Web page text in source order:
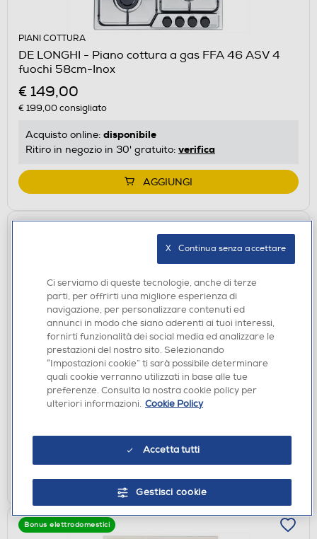
PIANI COTTURA
DE LONGHI - Piano cottura a gas FFA 46 ASV 4
fuochi 58cm-Inox
€ 149,00
€ 199,00consigliato
Acquisto online: disponibile
Ritiro in negozio in 30' gratuito: verifica
AGGIUNGI
FORNETTI ELETTRICI
DE LONGHI - EO40112.BK-Nero
€ 209,00
€ 209,99consigliato
Ritiro in negozio in 30' gratuito:verifica
AGGIUNGI
Bonus elettrodomestici
Ci serviamo di queste tecnologie, anche di terze
parti, per offrirti una migliore esperienza di
navigazione, per personalizzare contenuti ed
annunci in modo che siano aderenti ai tuoi interessi,
fornirti funzionalità dei social media ed analizzare le
prestazioni del nostro sito. Selezionando
“Impostazioni cookie” ti sarà possibile determinare
quali cookie verranno utilizzati in base alle tue
preferenze. Consulta la nostra cookie policy per
ulteriori informazioni. Cookie Policy
Accetta tutti
Gestisci cookie
X   Continua senza accettare